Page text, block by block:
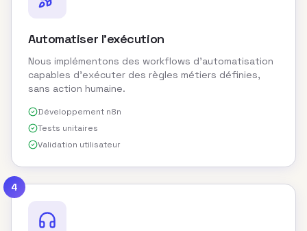
Automatiser l'exécution
Nous implémentons des workflows d'automatisation
capables d'exécuter des règles métiers définies,
sans action humaine.
Développement n8n
Tests unitaires
Validation utilisateur
4